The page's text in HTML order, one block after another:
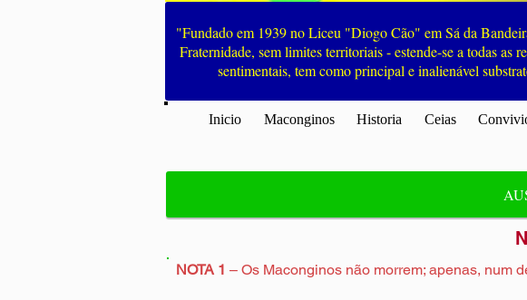
"Fundado em 1939 no Liceu "Diogo Cão" em Sá da
Fraternidade, sem limites territoriais - estende-se a todas
sentimentais, tem como principal e inalienável
Inicio Maconginos Historia Ceias
NOTA 1 – Os Maconginos não morrem; apenas, num